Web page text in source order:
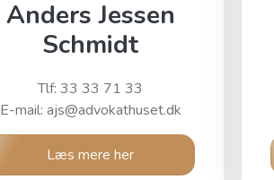
Anders Jessen
Schmidt
Tlf: 33 33 71 33
E-mail: ajs@advokathuset.dk
Læs mere her